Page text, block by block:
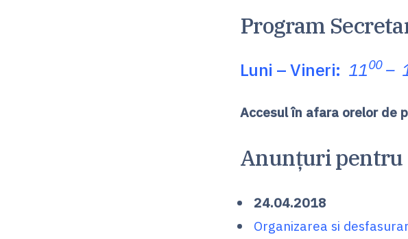
Program
Luni – Vineri: 1100 –
Accesul în afara orelor de
Anunțuri pentru
24.04.2018
Organizarea si